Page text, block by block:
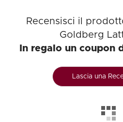
Recensisci il
Goldberg
In regalo un coupon
Lascia una